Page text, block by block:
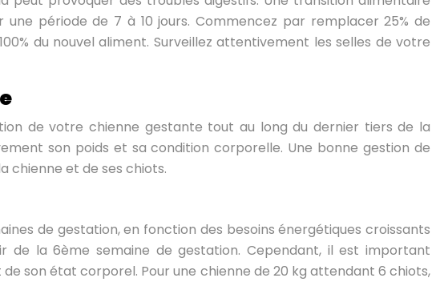
période de 7 à 10 jours. Commencez par remplacer 25% de
du nouvel aliment. Surveillez attentivement les selles de votre
de votre chienne gestante tout au long du dernier tiers de la
son poids et sa condition corporelle. Une bonne gestion de
chienne et de ses chiots.
de gestation, en fonction des besoins énergétiques croissants
de la 6ème semaine de gestation. Cependant, il est important
son état corporel. Pour une chienne de 20 kg attendant 6 chiots,